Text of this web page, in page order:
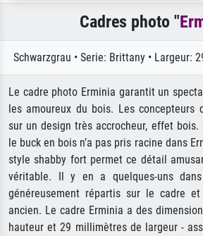
Cadres photo "
Schwarzgrau • Serie: Brittany • Largeur:
Le cadre photo Erminia garantit un
les amoureux du bois. Les concepteurs
sur un design très accrocheur, effet bois.
le buck en bois n’a pas pris racine dans
style shabby fort permet ce détail
véritable. Il y en a quelques-uns
généreusement répartis sur le cadre
ancien. Le cadre Erminia a des
hauteur et 29 millimètres de largeur -